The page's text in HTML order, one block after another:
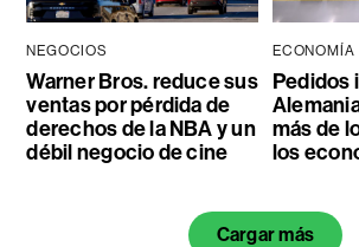
NEGOCIOS
Warner Bros. reduce sus
ventas por pérdida de
derechos de la NBA y un
débil negocio de cine
ECONOMÍA
Pedidos
más de
los
Cargar más